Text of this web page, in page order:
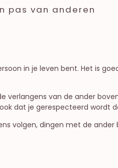
pas van anderen
in je leven bent. Het is
verlangens van de ander
dat je gerespecteerd wordt
volgen, dingen met de